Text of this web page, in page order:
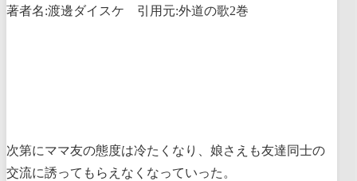
著者名:渡邊ダイスケ 引用元:外道の歌2巻
次第にママ友の態度は冷たくなり、娘さえも友達同士の
交流に誘ってもらえなくなっていった。